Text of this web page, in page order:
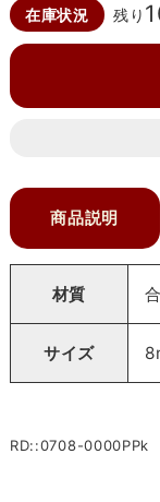
在庫状況 残り
商品説明
材質
サイズ
RD::0708-0000PPk